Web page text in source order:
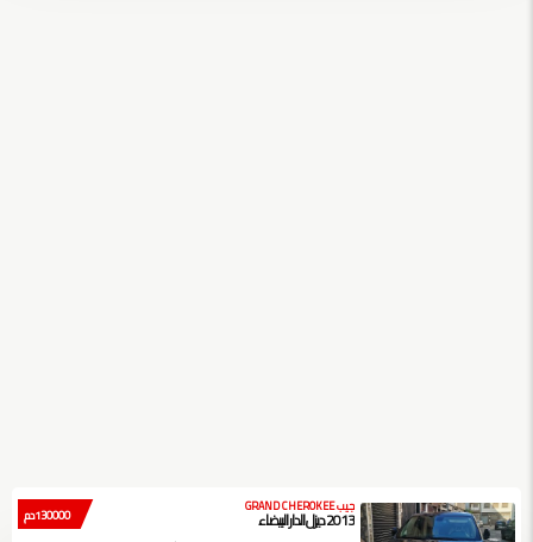
130000 دم جيب GRAND CHEROKEE
2013 ديزل الدار البيضاء